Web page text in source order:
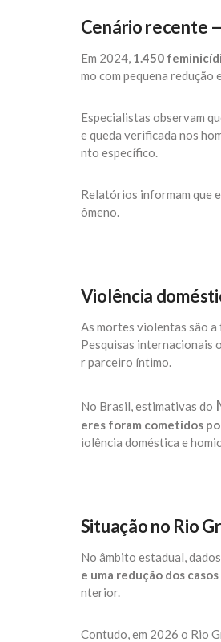
Cenário recente
Em 2024, 1.450
mo com pequena
Especialistas observam
e queda verificada nos
nto específico.
Relatórios informam que
ômeno.
Violência
As mortes violentas são a
Pesquisas internacionais
r parceiro íntimo.
No Brasil, estimativas do
eres foram cometidos
iolência doméstica e
Situação no Rio
No âmbito estadual,
e uma redução dos
nterior.
Contudo, em 2026 o Rio